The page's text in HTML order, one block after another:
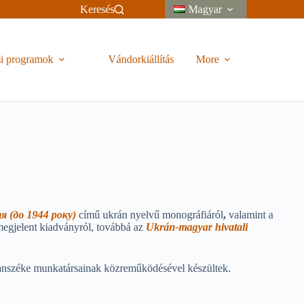
Keresés Magyar
programok Vándorkiállítás More
1944 року) című ukrán nyelvű monográfiáról, valamint a
kiadványról, továbbá az Ukrán-magyar hivatali
munkatársainak közreműködésével készültek.